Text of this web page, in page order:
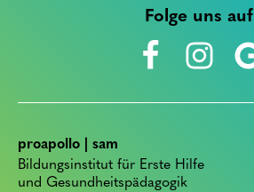
Folge uns auf
proapollo | sam
Bildungsinstitut für Erste Hilfe
und Gesundheitspädagogik